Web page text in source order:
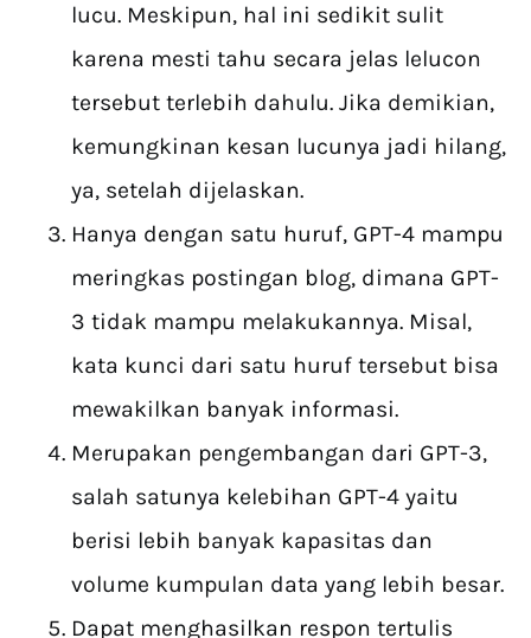
lucu. Meskipun, hal ini sedikit sulit
karena mesti tahu secara jelas lelucon
tersebut terlebih dahulu. Jika demikian,
kemungkinan kesan lucunya jadi hilang,
ya, setelah dijelaskan.
Hanya dengan satu huruf, GPT-4 mampu
meringkas postingan blog, dimana GPT-
3 tidak mampu melakukannya. Misal,
kata kunci dari satu huruf tersebut bisa
mewakilkan banyak informasi.
Merupakan pengembangan dari GPT-3,
salah satunya kelebihan GPT-4 yaitu
berisi lebih banyak kapasitas dan
volume kumpulan data yang lebih besar.
Dapat menghasilkan respon tertulis